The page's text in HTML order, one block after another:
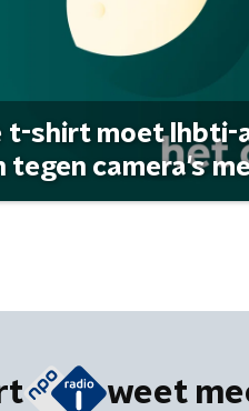
t-shirt moet lhbti-
tegen camera's
weet